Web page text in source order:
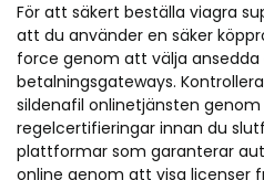
För att säkert beställa viagra
att du använder en säker
force genom att välja
betalningsgateways.
sildenafil onlinetjänsten
regelcertifieringar innan du
plattformar som garanterar
online genom att visa licenser